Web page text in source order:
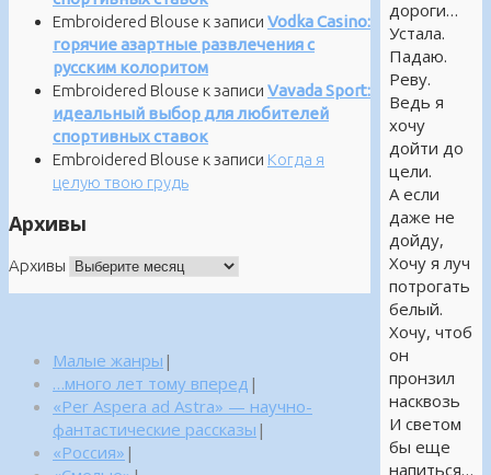
дороги…
Устала.
Падаю.
Реву.
Ведь я
хочу
дойти до
цели.
А если
даже не
дойду,
Хочу я луч
потрогать
белый.
Хочу, чтоб
он
пронзил
насквозь
И светом
бы еще
напиться…
Embroidered Blouse к записи Vodka Casino:
горячие азартные развлечения с
русским колоритом
Embroidered Blouse к записи Vavada Sport:
идеальный выбор для любителей
спортивных ставок
Embroidered Blouse к записи Когда я
целую твою грудь
Архивы
Архивы
Малые жанры |
…много лет тому вперед |
«Per Aspera ad Astra» — научно-
фантастические рассказы |
«Россия» |